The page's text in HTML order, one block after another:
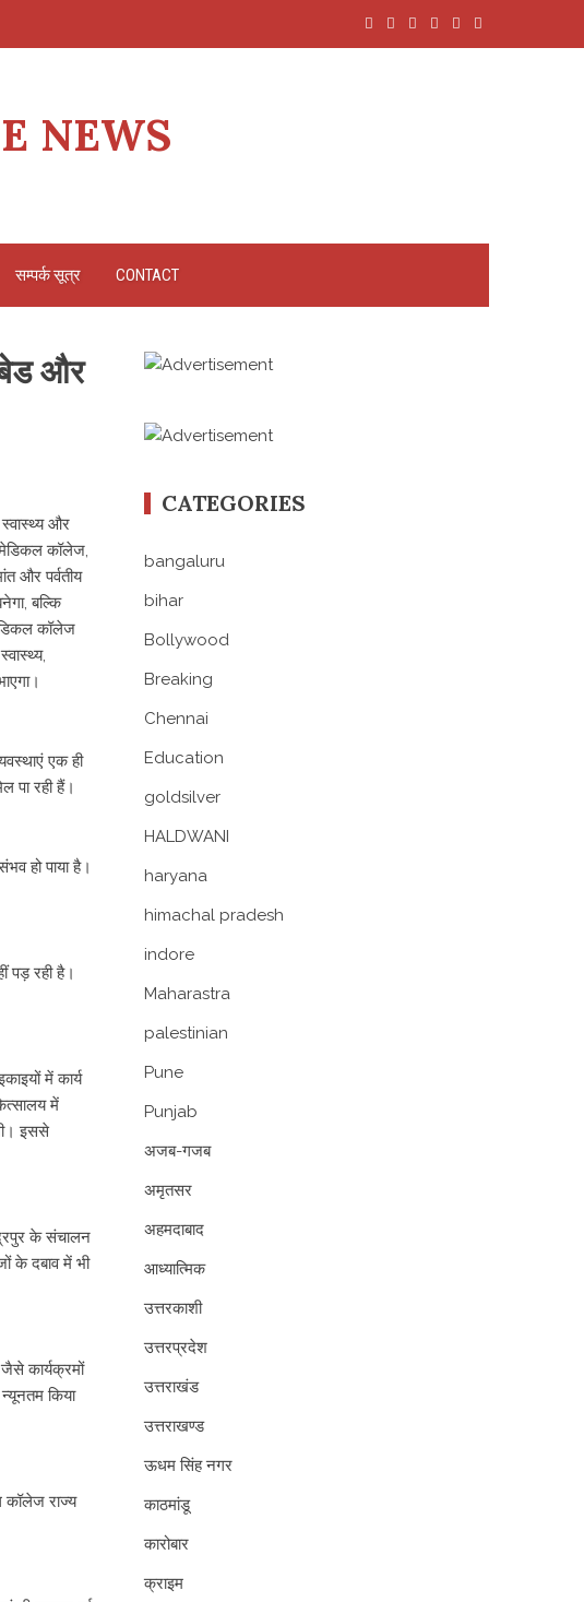
NEWS
सम्पर्क सूत्र CONTACT
बेड और
स्वास्थ्य और
मेडिकल कॉलेज,
और पर्वतीय
बल्कि
कॉलेज
एक ही
पा रही हैं।
हो पाया है।
पड़ रही है।
में कार्य
में
इससे
के संचालन
के दबाव में भी
कार्यक्रमों
किया
कॉलेज राज्य
CATEGORIES
bangaluru
bihar
Bollywood
Breaking
Chennai
Education
goldsilver
HALDWANI
haryana
himachal pradesh
indore
Maharastra
palestinian
Pune
Punjab
अजब-गजब
अमृतसर
अहमदाबाद
आध्यात्मिक
उत्तरकाशी
उत्तरप्रदेश
उत्तराखंड
उत्तराखण्ड
ऊधम सिंह नगर
काठमांडू
कारोबार
क्राइम